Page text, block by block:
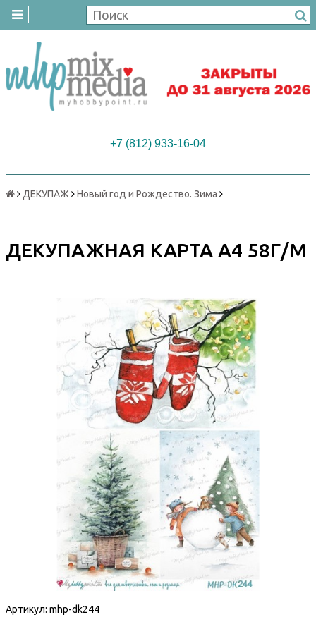
+7 (812) 933-16-04
ДЕКУПАЖ Новый год и Рождество. Зима
ДЕКУПАЖНАЯ КАРТА А4 58Г/М
Артикул: mhp-dk244